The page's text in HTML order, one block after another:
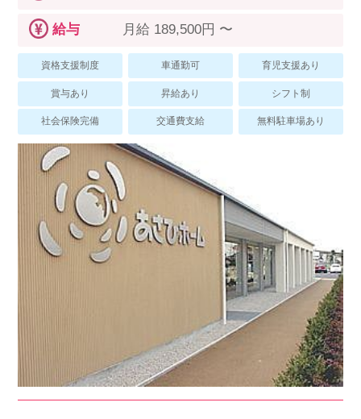
その他のお問い合わせ
採用担当者様はこちら
スマイルカのsmileコラム
FAQ
紹介会社を使うメリットについて
介護・看護のお仕事について
WEB勤怠
支店連絡先一覧
給与 月給 189,500円 〜
資格支援制度 車通勤可 育児支援あり
賞与あり 昇給あり シフト制
社会保険完備 交通費支給 無料駐車場あり